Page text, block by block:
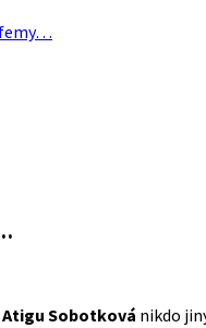
Sobotková nikdo